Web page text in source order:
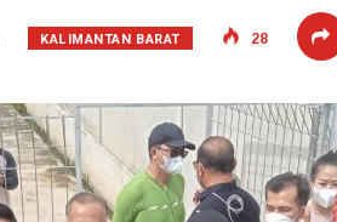
KALIMANTAN BARAT 28